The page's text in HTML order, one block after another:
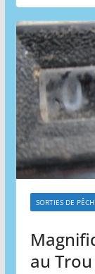
SORTIES DE
au Trou